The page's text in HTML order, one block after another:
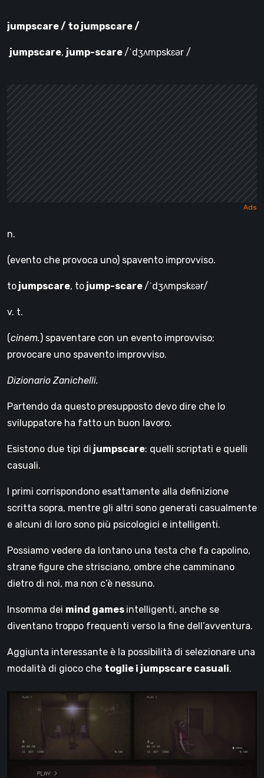
jumpscare / to jumpscare /
jumpscare, jump-scare /ˈdʒʌmpskɛər /
n.
(evento che provoca uno) spavento improvviso.
to jumpscare, to jump-scare /ˈdʒʌmpskɛər/
v. t.
(cinem.) spaventare con un evento improvviso;
provocare uno spavento improvviso.
Dizionario Zanichelli.
Partendo da questo presupposto devo dire che lo
sviluppatore ha fatto un buon lavoro.
Esistono due tipi di jumpscare: quelli scriptati e quelli
casuali.
I primi corrispondono esattamente alla definizione
scritta sopra, mentre gli altri sono generati casualmente
e alcuni di loro sono più psicologici e intelligenti.
Possiamo vedere da lontano una testa che fa capolino,
strane figure che strisciano, ombre che camminano
dietro di noi, ma non c’è nessuno.
Insomma dei mind games intelligenti, anche se
diventano troppo frequenti verso la fine dell’avventura.
Aggiunta interessante è la possibilità di selezionare una
modalità di gioco che toglie i jumpscare casuali.